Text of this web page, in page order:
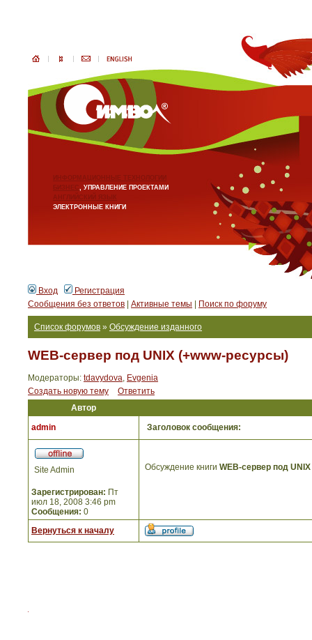
ИНФОРМАЦИОННЫЕ ТЕХНОЛОГИИ
БИЗНЕС, УПРАВЛЕНИЕ ПРОЕКТАМИ
АНГЛИЙСКИЙ ЯЗЫК
ЭЛЕКТРОННЫЕ КНИГИ
Вход
Регистрация
Сообщения без ответов
Активные темы Поиск по форуму
Список форумов » Обсуждение изданного
WEB-сервер под UNIX (+www-ресурсы)
Модераторы: tdavydova, Evgenia
Создать новую тему
Ответить
Автор
admin
Заголовок сообщения:
Site Admin
Зарегистрирован: Пт
июл 18, 2008 3:46 pm
Сообщения: 0
Обсуждение книги WEB-сервер под
Вернуться к началу